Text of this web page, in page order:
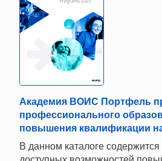
Академия ВОИС Портфель
профессионального
повышения квалификации
В данном каталоге содержится